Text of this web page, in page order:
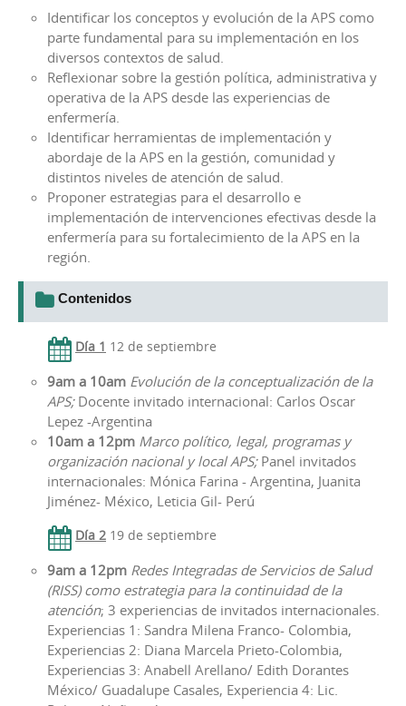
Identificar los conceptos y evolución de la APS como
parte fundamental para su implementación en los
diversos contextos de salud.
Reflexionar sobre la gestión política, administrativa y
operativa de la APS desde las experiencias de
enfermería.
Identificar herramientas de implementación y
abordaje de la APS en la gestión, comunidad y
distintos niveles de atención de salud.
Proponer estrategias para el desarrollo e
implementación de intervenciones efectivas desde la
enfermería para su fortalecimiento de la APS en la
región.
Contenidos
Día 1 12 de septiembre
9am a 10am Evolución de la conceptualización de la
APS; Docente invitado internacional: Carlos Oscar
Lepez -Argentina
10am a 12pm Marco político, legal, programas y
organización nacional y local APS; Panel invitados
internacionales: Mónica Farina - Argentina, Juanita
Jiménez- México, Leticia Gil- Perú
Día 2 19 de septiembre
9am a 12pm Redes Integradas de Servicios de Salud
(RISS) como estrategia para la continuidad de la
atención; 3 experiencias de invitados internacionales.
Experiencias 1: Sandra Milena Franco- Colombia,
Experiencias 2: Diana Marcela Prieto-Colombia,
Experiencias 3: Anabell Arellano/ Edith Dorantes
México/ Guadalupe Casales, Experiencia 4: Lic.